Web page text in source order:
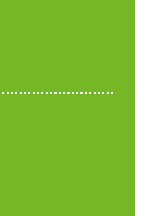
Borna